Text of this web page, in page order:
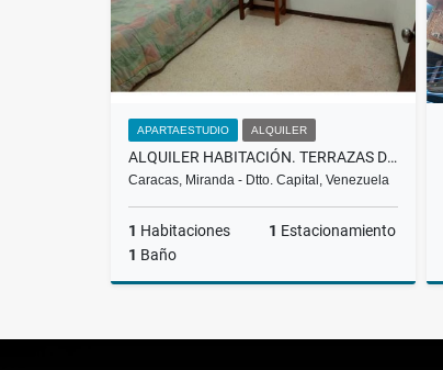
APARTAESTUDIO ALQUILER
ALQUILER HABITACIÓN. TERRAZAS DEL CLUB HÍPICO. BLV-002-2026
Caracas, Miranda - Dtto. Capital, Venezuela
1 Habitaciones 1 Estacionamiento
1 Baño
US$200